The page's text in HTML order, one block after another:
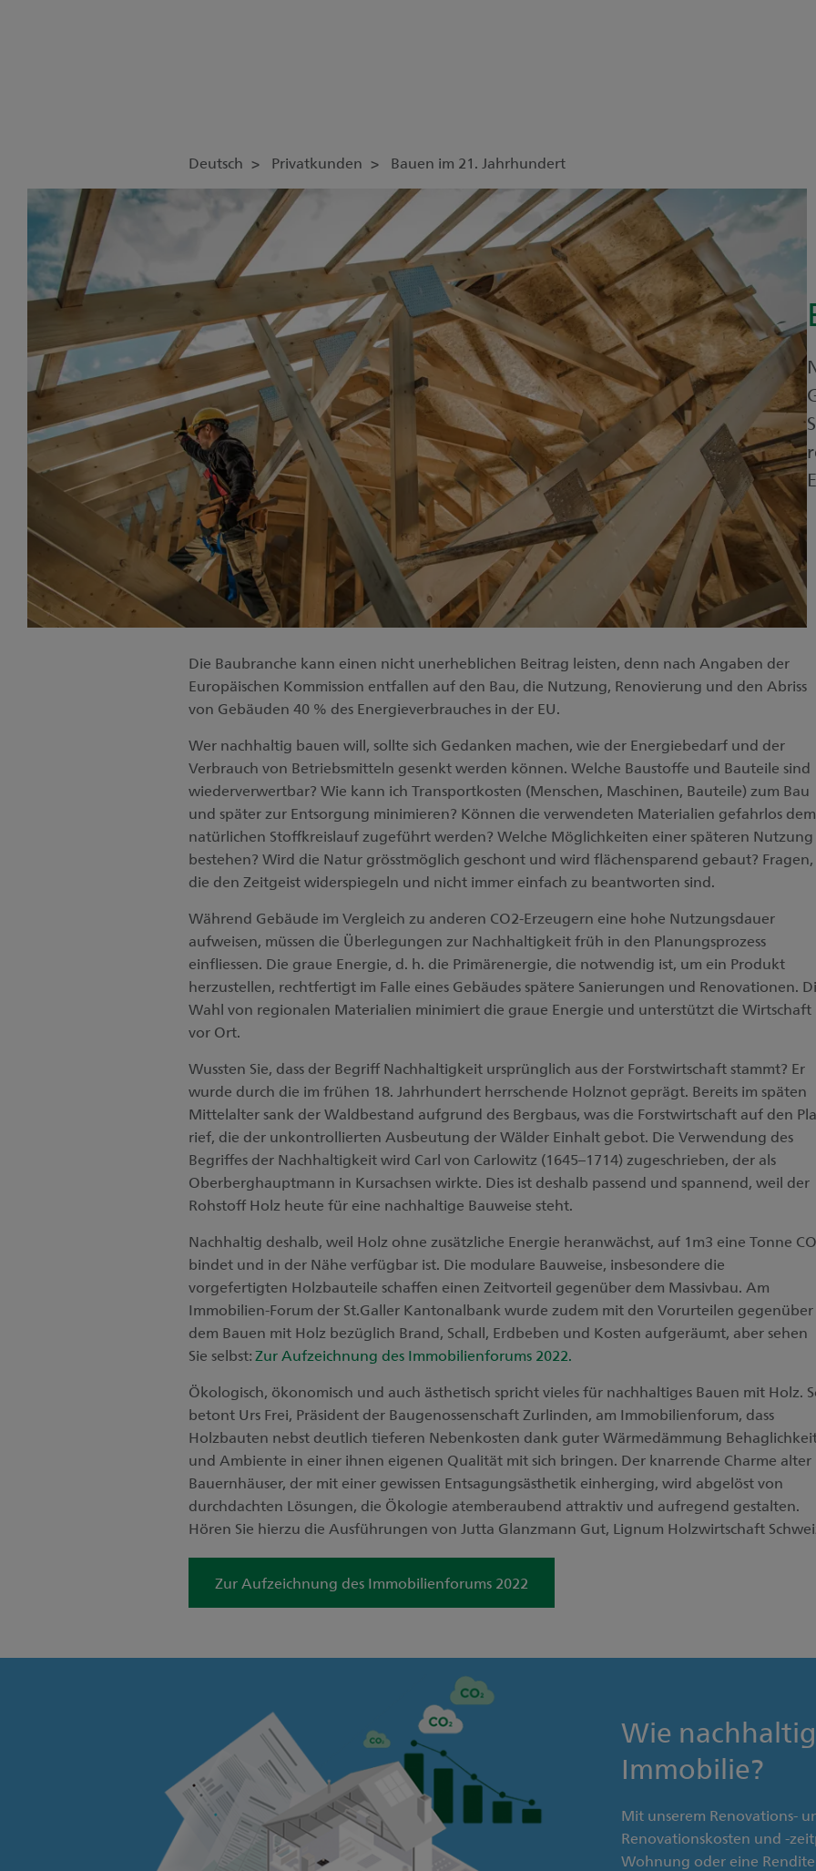
Deutsch Privatkunden Bauen im 21. Jahrhundert
Die Baubranche kann einen nicht unerheblichen Beitrag leisten, denn nach Angaben der
Europäischen Kommission entfallen auf den Bau, die Nutzung, Renovierung und den Abriss
von Gebäuden 40 % des Energieverbrauches in der EU.
Wer nachhaltig bauen will, sollte sich Gedanken machen, wie der Energiebedarf und der
Verbrauch von Betriebsmitteln gesenkt werden können. Welche Baustoffe und Bauteile sind
wiederverwertbar? Wie kann ich Transportkosten (Menschen, Maschinen, Bauteile) zum Bau
und später zur Entsorgung minimieren? Können die verwendeten Materialien gefahrlos dem
natürlichen Stoffkreislauf zugeführt werden? Welche Möglichkeiten einer späteren Nutzung
bestehen? Wird die Natur grösstmöglich geschont und wird flächensparend gebaut? Fragen,
die den Zeitgeist widerspiegeln und nicht immer einfach zu beantworten sind.
Während Gebäude im Vergleich zu anderen CO2-Erzeugern eine hohe Nutzungsdauer
aufweisen, müssen die Überlegungen zur Nachhaltigkeit früh in den Planungsprozess
einfliessen. Die graue Energie, d. h. die Primärenergie, die notwendig ist, um ein Produkt
herzustellen, rechtfertigt im Falle eines Gebäudes spätere Sanierungen und Renovationen.
Wahl von regionalen Materialien minimiert die graue Energie und unterstützt die Wirtschaft
vor Ort.
Wussten Sie, dass der Begriff Nachhaltigkeit ursprünglich aus der Forstwirtschaft stammt? Er
wurde durch die im frühen 18. Jahrhundert herrschende Holznot geprägt. Bereits im späten
Mittelalter sank der Waldbestand aufgrund des Bergbaus, was die Forstwirtschaft auf den
rief, die der unkontrollierten Ausbeutung der Wälder Einhalt gebot. Die Verwendung des
Begriffes der Nachhaltigkeit wird Carl von Carlowitz (1645–1714) zugeschrieben, der als
Oberberghauptmann in Kursachsen wirkte. Dies ist deshalb passend und spannend, weil der
Rohstoff Holz heute für eine nachhaltige Bauweise steht.
Nachhaltig deshalb, weil Holz ohne zusätzliche Energie heranwächst, auf 1m3 eine Tonne
bindet und in der Nähe verfügbar ist. Die modulare Bauweise, insbesondere die
vorgefertigten Holzbauteile schaffen einen Zeitvorteil gegenüber dem Massivbau. Am
Immobilien-Forum der St.Galler Kantonalbank wurde zudem mit den Vorurteilen gegenüber
dem Bauen mit Holz bezüglich Brand, Schall, Erdbeben und Kosten aufgeräumt, aber sehen
Sie selbst:Zur Aufzeichnung des Immobilienforums 2022.
Ökologisch, ökonomisch und auch ästhetisch spricht vieles für nachhaltiges Bauen mit Holz.
betont Urs Frei, Präsident der Baugenossenschaft Zurlinden, am Immobilienforum, dass
Holzbauten nebst deutlich tieferen Nebenkosten dank guter Wärmedämmung
und Ambiente in einer ihnen eigenen Qualität mit sich bringen. Der knarrende Charme alter
Bauernhäuser, der mit einer gewissen Entsagungsästhetik einherging, wird abgelöst von
durchdachten Lösungen, die Ökologie atemberaubend attraktiv und aufregend gestalten.
Hören Sie hierzu die Ausführungen von Jutta Glanzmann Gut, Lignum Holzwirtschaft
Zur Aufzeichnung des Immobilienforums 2022
Wie
Immobilie?
Mit unserem Renovations-
Renovationskosten und -
Wohnung oder eine